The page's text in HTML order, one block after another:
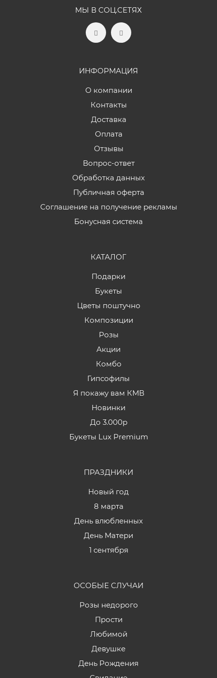
МЫ В СОЦ.СЕТЯХ
ИНФОРМАЦИЯ
О компании
Контакты
Доставка
Оплата
Отзывы
Вопрос-ответ
Обработка данных
Публичная оферта
Соглашение на получение рекламы
Бонусная система
КАТАЛОГ
Подарки
Букеты
Цветы поштучно
Композиции
Розы
Акции
Комбо
Гипсофилы
Я покажу вам КМВ
Новинки
До 3.000р
Букеты Lux Premium
ПРАЗДНИКИ
Новый год
8 марта
День влюбленных
День Матери
1 сентября
ОСОБЫЕ СЛУЧАИ
Розы недорого
Прости
Любимой
Девушке
День Рождения